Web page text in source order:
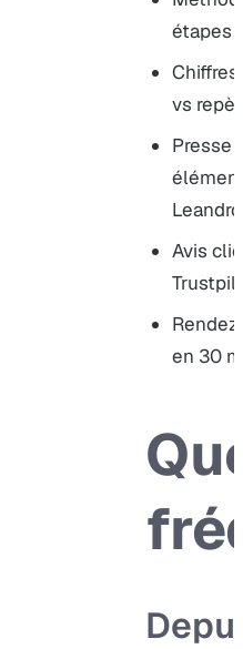
étapes
vs
Presse
Avis
en 30